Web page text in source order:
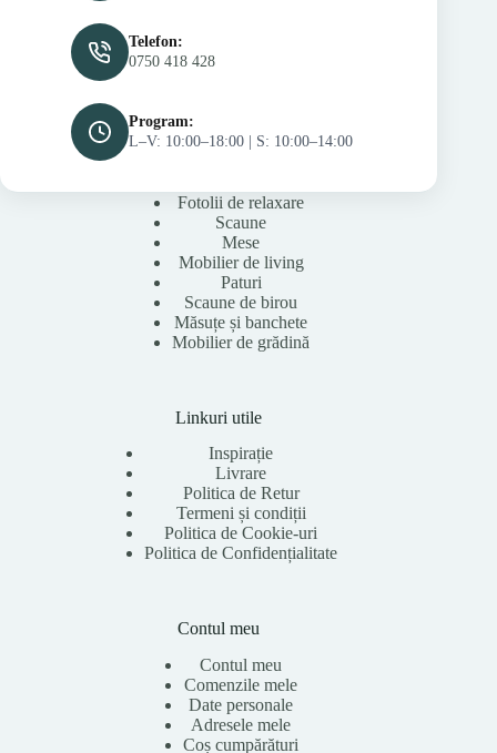
Telefon:
0750 418 428
Program:
L–V: 10:00–18:00 | S: 10:00–14:00
Fotolii de relaxare
Scaune
Mese
Mobilier de living
Paturi
Scaune de birou
Măsuțe și banchete
Mobilier de grădină
Linkuri utile
Inspirație
Livrare
Politica de Retur
Termeni și condiții
Politica de Cookie-uri
Politica de Confidențialitate
Contul meu
Contul meu
Comenzile mele
Date personale
Adresele mele
Coș cumpărături